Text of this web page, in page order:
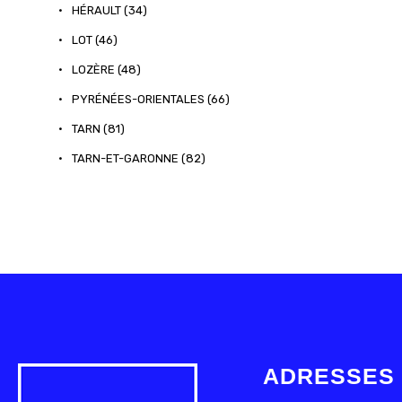
• HÉRAULT (34)
• LOT (46)
• LOZÈRE (48)
• PYRÉNÉES-ORIENTALES (66)
• TARN (81)
• TARN-ET-GARONNE (82)
ADRESSES